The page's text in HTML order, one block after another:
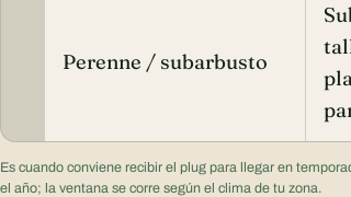
Perenne / subarbusto
Es cuando conviene recibir el plug para llegar en
el año; la ventana se corre según el clima de tu zona.